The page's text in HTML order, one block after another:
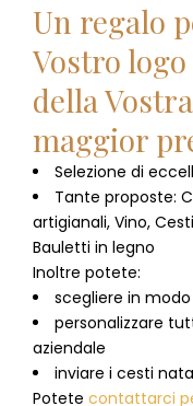
Un regalo
Vostro
della
maggior
Selezione di
Tante proposte:
artigianali, Vino,
Bauletti in legno
Inoltre potete:
scegliere in
personalizzare
aziendale
inviare i cesti
Potete contattarci